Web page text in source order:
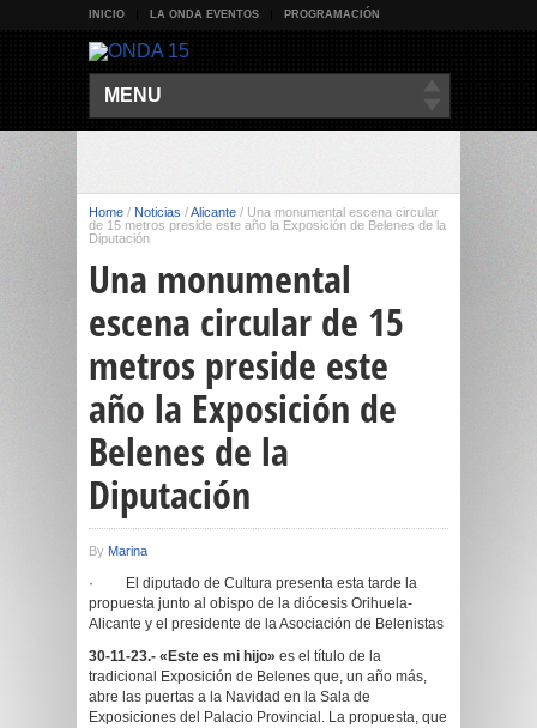
INICIO LA ONDA EVENTOS PROGRAMACIÓN
MENU
Home / Noticias /Alicante / Una monumental escena circular
de 15 metros preside este año la Exposición de Belenes de la
Diputación
Una monumental
escena circular de 15
metros preside este
año la Exposición de
Belenes de la
Diputación
By Marina
· El diputado de Cultura presenta esta tarde la
propuesta junto al obispo de la diócesis Orihuela-
Alicante y el presidente de la Asociación de Belenistas
30-11-23.- «Este es mi hijo» es el título de la
tradicional Exposición de Belenes que, un año más,
abre las puertas a la Navidad en la Sala de
Exposiciones del Palacio Provincial. La propuesta, que